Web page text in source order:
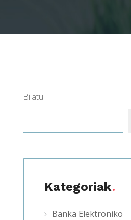
Bilatu
Kategoriak
Banka Elektroniko